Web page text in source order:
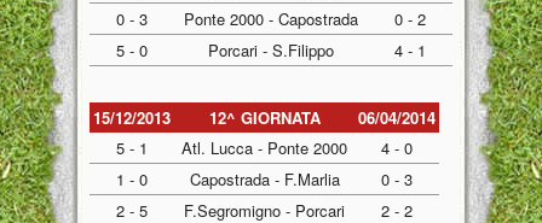
0 - 3
Ponte 2000 - Capostrada
0 - 2
5 - 0
Porcari - S.Filippo 4 - 1
15/12/2013 12^ GIORNATA
06/04/2014
5 - 1
Atl. Lucca - Ponte 2000
4 - 0
1 - 0
Capostrada - F.Marlia
0 - 3
2 - 5
F.Segromigno - Porcari
2 - 2